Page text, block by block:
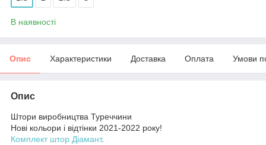
В наявності
Опис Характеристики Доставка Оплата Умови
Опис
Штори виробництва Туреччини
Нові кольори і відтінки 2021-2022 року!
Комплект штор Діамант.